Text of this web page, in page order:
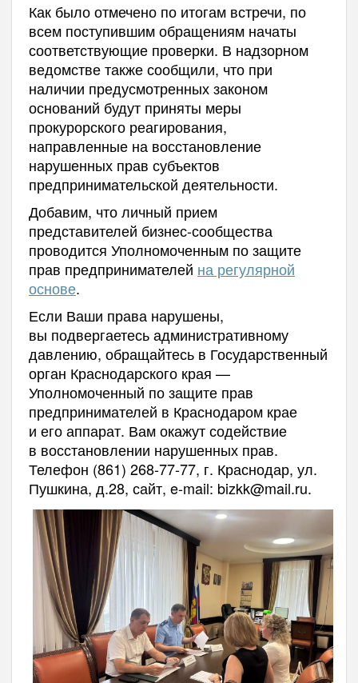
Как было отмечено по итогам встречи, по
всем поступившим обращениям начаты
соответствующие проверки. В надзорном
ведомстве также сообщили, что при
наличии предусмотренных законом
оснований будут приняты меры
прокурорского реагирования,
направленные на восстановление
нарушенных прав субъектов
предпринимательской деятельности.
Добавим, что личный прием
представителей бизнес-сообщества
проводится Уполномоченным по защите
прав предпринимателей на регулярной
основе.
Если Ваши права нарушены,
вы подвергаетесь административному
давлению, обращайтесь в Государственный
орган Краснодарского края —
Уполномоченный по защите прав
предпринимателей в Краснодаром крае
и его аппарат. Вам окажут содействие
в восстановлении нарушенных прав.
Телефон (861) 268-77-77, г. Краснодар, ул.
Пушкина, д.28, сайт, e-mail: bizkk@mail.ru.